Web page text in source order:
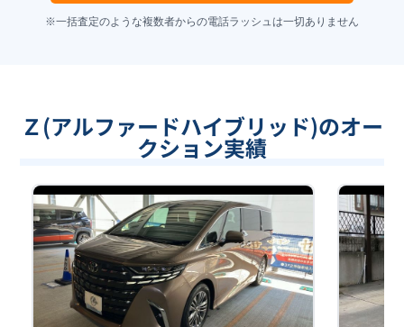
※一括査定のような複数者からの電話ラッシュは一切ありません
Ｚ(アルファードハイブリッド)のオー
クション実績